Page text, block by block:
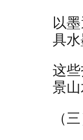
以
具
这
景
（